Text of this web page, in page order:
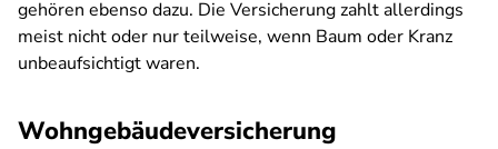
gehören ebenso dazu. Die Versicherung zahlt allerdings
meist nicht oder nur teilweise, wenn Baum oder Kranz
unbeaufsichtigt waren.
Wohngebäudeversicherung